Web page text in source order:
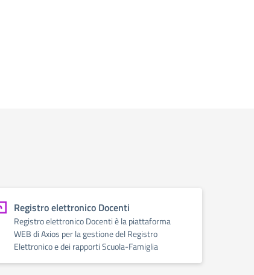
Registro elettronico Docenti
Registro elettronico Docenti è la piattaforma
WEB di Axios per la gestione del Registro
Elettronico e dei rapporti Scuola-Famiglia